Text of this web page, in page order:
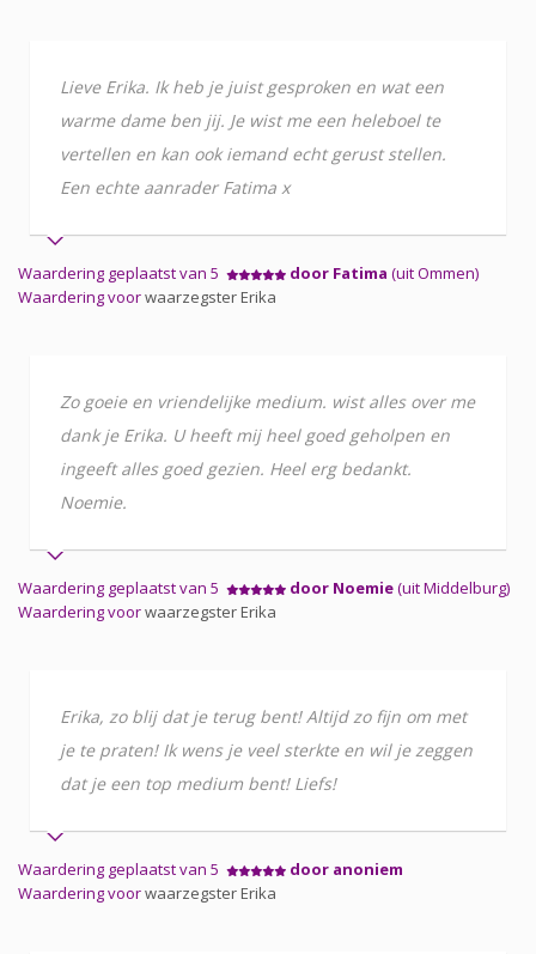
Lieve Erika. Ik heb je juist gesproken en wat een
warme dame ben jij. Je wist me een heleboel te
vertellen en kan ook iemand echt gerust stellen.
Een echte aanrader Fatima x
Waardering geplaatst van 5 door Fatima (uit Ommen)
Waardering voorwaarzegster Erika
Zo goeie en vriendelijke medium. wist alles over me
dank je Erika. U heeft mij heel goed geholpen en
ingeeft alles goed gezien. Heel erg bedankt.
Noemie.
Waardering geplaatst van 5 door Noemie(uit Middelburg)
Waardering voorwaarzegster Erika
Erika, zo blij dat je terug bent! Altijd zo fijn om met
je te praten! Ik wens je veel sterkte en wil je zeggen
dat je een top medium bent! Liefs!
Waardering geplaatst van 5
door anoniem
Waardering voorwaarzegster Erika